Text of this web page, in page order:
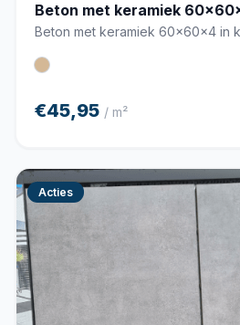
Beton met keramiek
Beton met keramiek 60x60x4 in
€45,95 / m²
Acties